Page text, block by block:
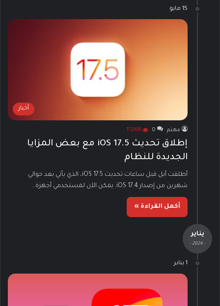
15 مايو
أخبار
مهتم 0 1٬068
إطلاق تحديث iOS 17.5 مع بعض المزايا
الجديدة للنظام
أطلقت أبل قبل ساعات تحديث iOS 17.5، الذي يأتي بعد حوالي
شهرين من إصدار iOS 17.4. يمكن الآن لمستخدمي أجهزة…
أكمل القراءة »
يناير
- 2024 -
1 يناير